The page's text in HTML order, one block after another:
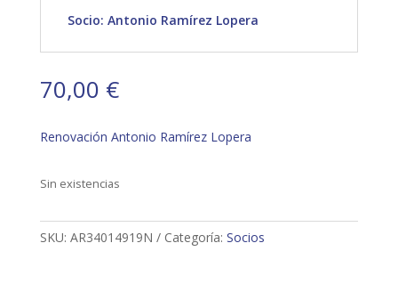
Socio: Antonio Ramírez Lopera
70,00 €
Renovación Antonio Ramírez Lopera
Sin existencias
SKU: AR34014919N Categoría: Socios